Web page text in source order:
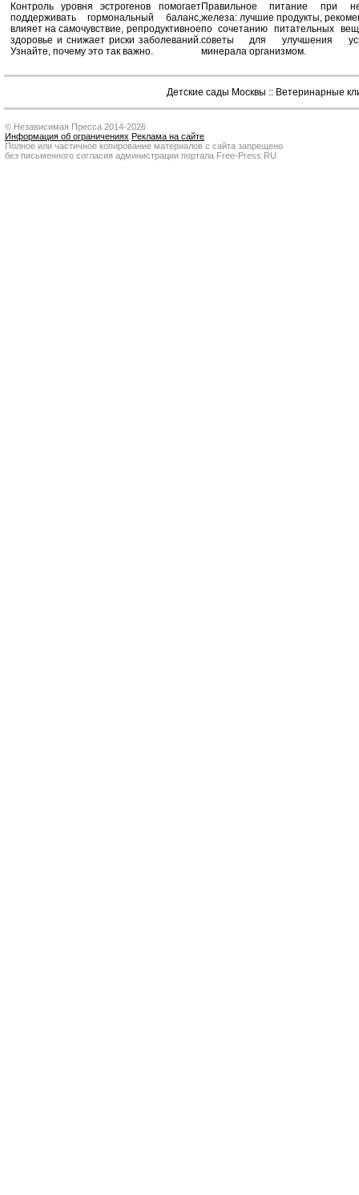
Контроль уровня эстрогенов помогает
поддерживать гормональный баланс,
влияет на самочувствие, репродуктивное
здоровье и снижает риски заболеваний.
Узнайте, почему это так важно.
Правильное питание при
железа: лучшие продукты,
по сочетанию питательных
советы для улучшения
минерала организмом.
Детские сады Москвы :: Ветеринарные
© Независимая Пресса 2014-2026
Информация об ограничениях Реклама на сайте
Полное или частичное копирование материалов с сайта запрещено
без письменного согласия администрации портала Free-Press.RU